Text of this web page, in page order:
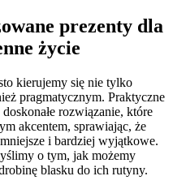
prezenty dla
życie
kierujemy się nie tylko
pragmatycznym. Praktyczne
rozwiązanie, które
akcentem, sprawiając, że
i bardziej wyjątkowe.
o tym, jak możemy
blasku do ich rutyny.